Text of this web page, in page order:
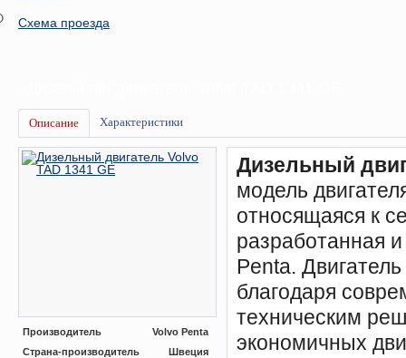
Схема проезда
Описание Характеристики
Производитель
Volvo Penta
Страна-производитель
Швеция
Дизельный
модель
относящаяся к
разработанная
Penta.
благодаря
техническим
экономичных